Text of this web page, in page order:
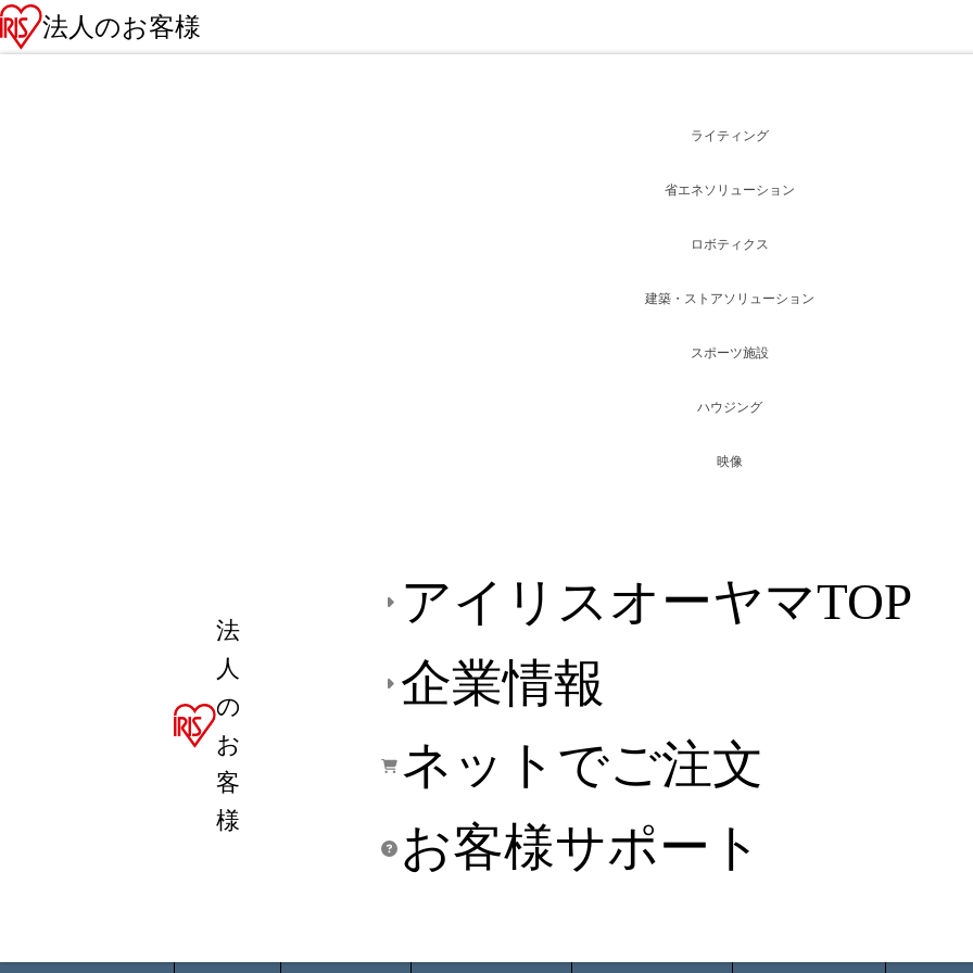
法人のお客様
法
人
の
お
客
様
アイリスオーヤマTOP
企業情報
ネットでご注文
お客様サポート
ライティング
省エネソリューション
ロボティクス
建築・ストアソリューション
スポーツ施設
ハウジング
映像